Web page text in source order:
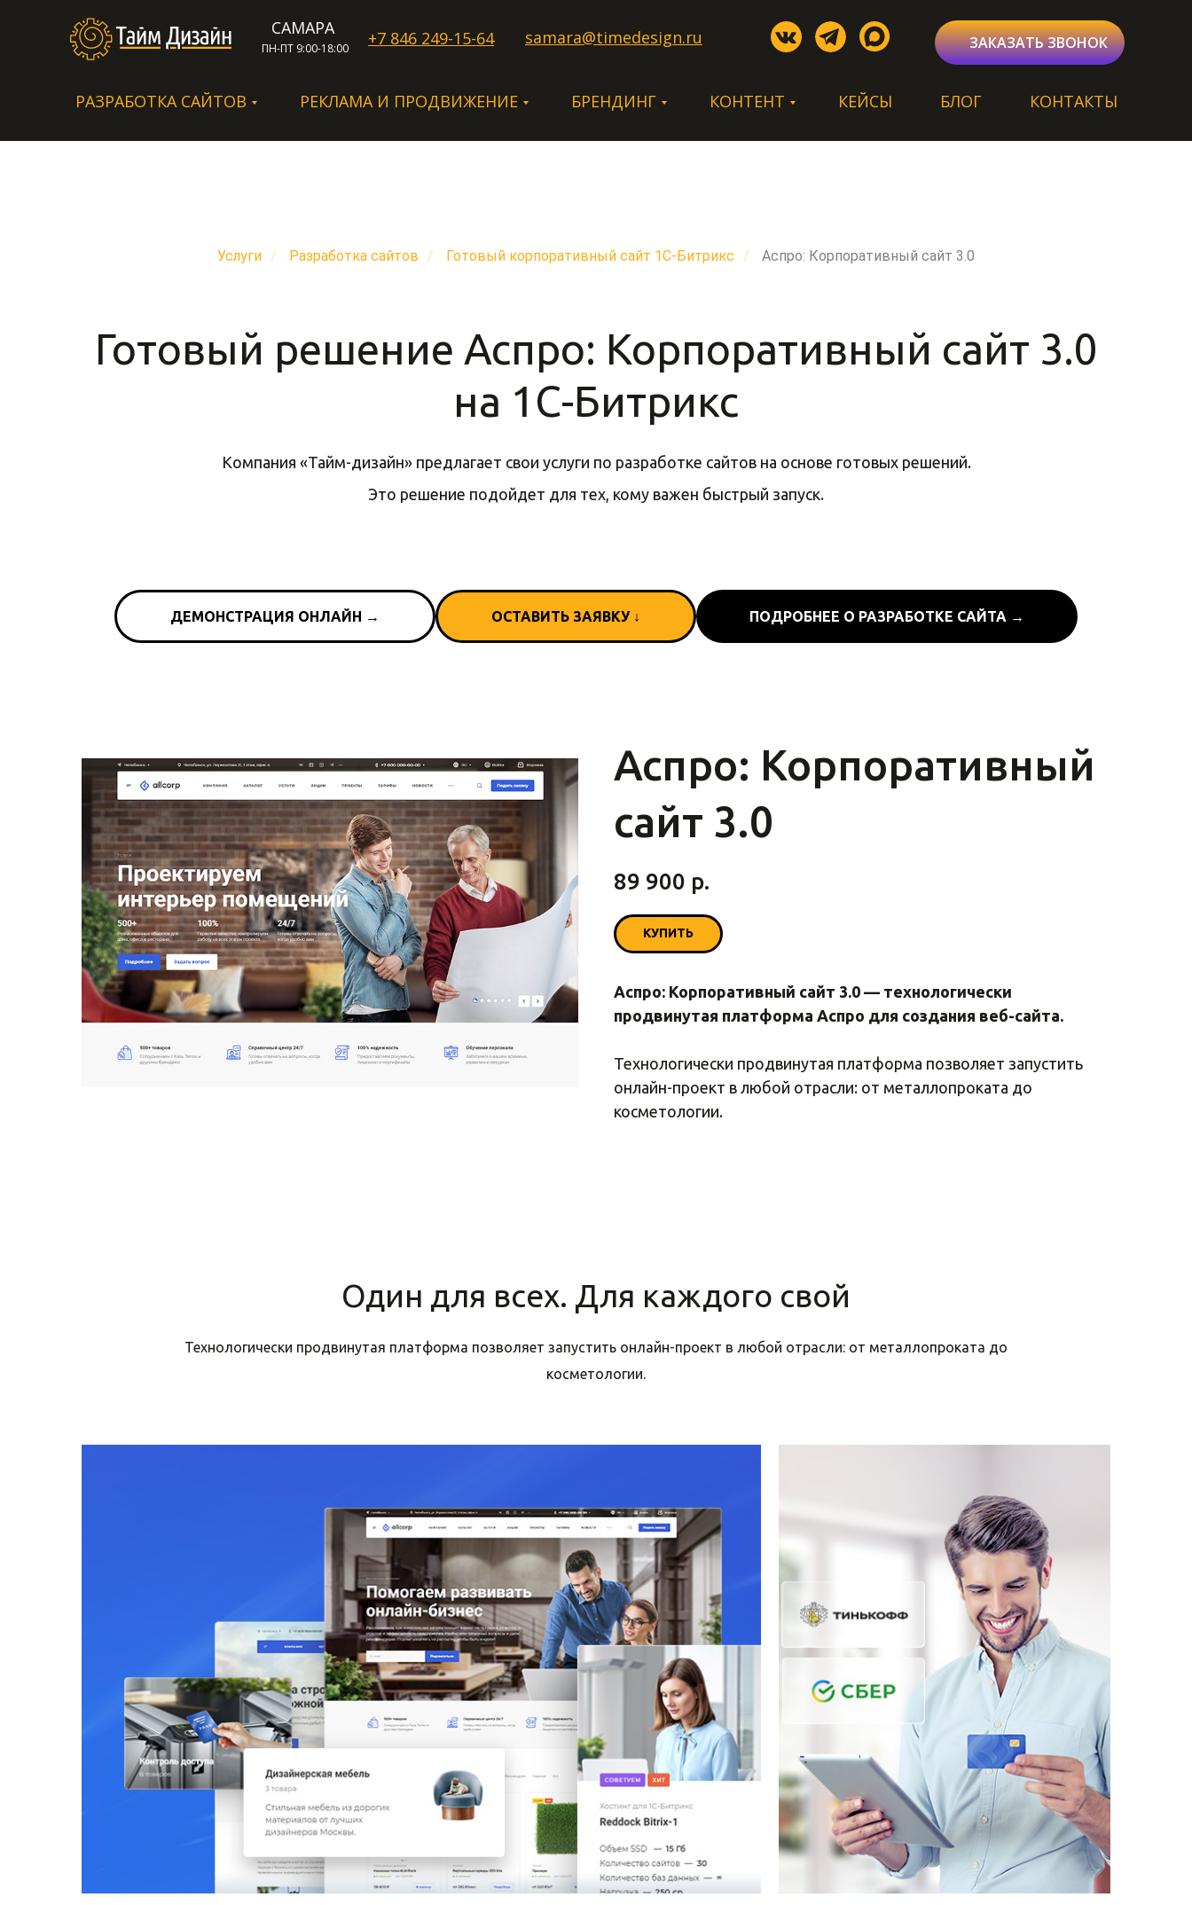
ЗАКАЗАТЬ ЗВОНОК
+7 846 249-15-64 samara@timedesign.ru
ПН-ПТ 9:00-18:00
САМАРА
РАЗРАБОТКА САЙТОВ РЕКЛАМА И ПРОДВИЖЕНИЕ БРЕНДИНГ КОНТЕНТ КЕЙСЫ БЛОГ КОНТАКТЫ
Услуги / Разработка сайтов / Готовый корпоративный сайт 1С-Битрикс / Аспро: Корпоративный сайт 3.0
Готовый решение Аспро: Корпоративный сайт 3.0
на 1С-Битрикс
Компания «Тайм-дизайн» предлагает свои услуги по разработке сайтов на основе готовых решений.
Это решение подойдет для тех, кому важен быстрый запуск.
ДЕМОНСТРАЦИЯ ОНЛАЙН → ОСТАВИТЬ ЗАЯВКУ ↓ ПОДРОБНЕЕ О РАЗРАБОТКЕ САЙТА →
Аспро: Корпоративный
сайт 3.0
89 900 р.
КУПИТЬ
Аспро: Корпоративный сайт 3.0 — технологически
продвинутая платформа Аспро для создания веб-сайта.
Технологически продвинутая платформа позволяет запустить
онлайн-проект в любой отрасли: от металлопроката до
косметологии.
Один для всех. Для каждого свой
Технологически продвинутая платформа позволяет запустить онлайн-проект в любой отрасли: от металлопроката до
косметологии.